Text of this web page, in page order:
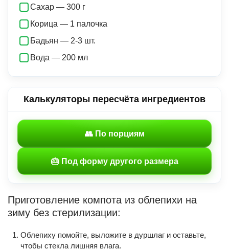
Сахар — 300 г
Корица — 1 палочка
Бадьян — 2-3 шт.
Вода — 200 мл
Калькуляторы пересчёта ингредиентов
👥 По порциям
🎂 Под форму другого размера
Приготовление компота из облепихи на
зиму без стерилизации:
Облепиху помойте, выложите в дуршлаг и оставьте,
чтобы стекла лишняя влага.